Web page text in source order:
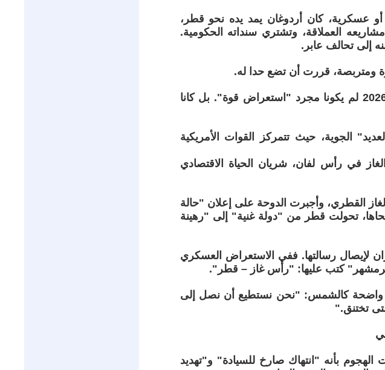
عسكرية، كان أردوغان يمد يده نحو قطر،
العملاقة، وتشتري سنداته الحكومية.
إلى تحالف عابر.
ومتربصة، قررت أن تضع حدا له.
الهجومان الإيرانيان على قطر في عامي 2025 و2026 لم يكونا مجرد "استعراض قوة". بل كانا
قاعدة "العديد" الجوية، حيث تتمركز القوات الأمريكية
منشآت الغاز في رأس لفان، شريان الحياة الاقتصادي
الغاز القطري، وأجبرت الدوحة على إعلان "حالة
تحولت قطر من "دولة غنية" إلى "رهينة
لإيصال رسالتها. ففي الاستعراض العسكري
كتب عليها: "رأس غاز – قطر".
واضحة كالشمس: "نحن نستطيع أن نصل إلى
تختنق."
بأنه "انتهاك صارخ للسيادة" و"تهديد